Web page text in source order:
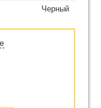
Черный